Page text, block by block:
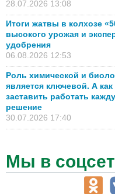
28.07.2026 13:08
Итоги жатвы в колхозе
высокого урожая и
удобрения
06.08.2026 12:53
Роль химической и
является ключевой. А
заставить работать
решение
30.07.2026 17:40
Мы в